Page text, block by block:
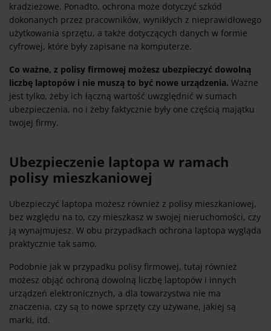
kradzieżowe. Ponadto, ochrona może dotyczyć szkód
dokonanych przez pracowników, wynikłych z nieprawidłowego
użytkowania sprzętu, a także dotyczących danych w formie
cyfrowej, które były zapisane na komputerze.
Co ważne, z polisy firmowej możesz ubezpieczyć dowolną
liczbę laptopów i nie muszą to być nowe urządzenia. Ważne
jest tylko, żeby ich łączną wartość uwzględnić w sumach
ubezpieczenia, no i żeby faktycznie były one częścią majątku
twojej firmy.
Ubezpieczenie laptopa w ramach
polisy mieszkaniowej
Ubezpieczyć laptopa możesz również z polisy mieszkaniowej,
bez względu na to, czy mieszkasz w swojej nieruchomości, czy
ją wynajmujesz. W obu przypadkach ochrona laptopa wygląda
praktycznie tak samo.
Podobnie jak w przypadku polisy firmowej, tutaj również
możesz objąć ochroną dowolną liczbę laptopów i innych
urządzeń elektronicznych, a dla towarzystwa nie ma
znaczenia, czy są to nowe sprzęty czy używane, jakiej są
marki, itd.